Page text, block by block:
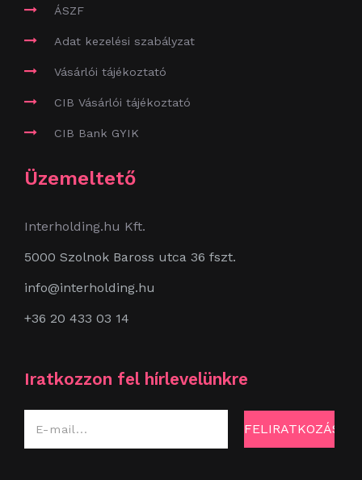
ÁSZF
Adat kezelési szabályzat
Vásárlói tájékoztató
CIB Vásárlói tájékoztató
CIB Bank GYIK
Üzemeltető
Interholding.hu Kft.
5000 Szolnok Baross utca 36 fszt.
info@interholding.hu
+36 20 433 03 14
Iratkozzon fel hírlevelünkre